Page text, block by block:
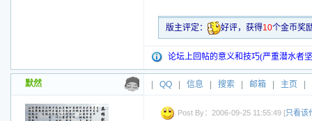
版主评定： 好评，获得10个金币奖
论坛上回帖的意义和技巧(严重潜水者
默然 QQ 信息 搜索 邮箱 主页
Post By：2006-09-25 11:55:49 [只看该